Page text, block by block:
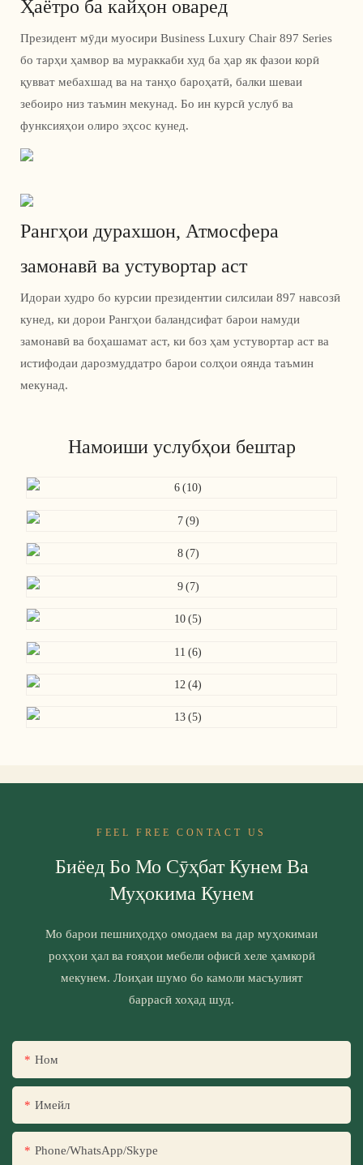
Ҳаётро ба кайҳон оваред
Президент мӯди муосири Business Luxury Chair 897 Series
бо тарҳи ҳамвор ва мураккаби худ ба ҳар як фазои корӣ
қувват мебахшад ва на танҳо бароҳатӣ, балки шеваи
зебоиро низ таъмин мекунад. Бо ин курсӣ услуб ва
функсияҳои олиро эҳсос кунед.
Рангҳои дурахшон, Атмосфера
замонавӣ ва устувортар аст
Идораи худро бо курсии президентии силсилаи 897 навсозӣ
кунед, ки дорои Рангҳои баландсифат барои намуди
замонавӣ ва боҳашамат аст, ки боз ҳам устувортар аст ва
истифодаи дарозмуддатро барои солҳои оянда таъмин
мекунад.
Намоиши услубҳои бештар
FEEL FREE CONTACT US
Биёед Бо Мо Сӯҳбат Кунем Ва
Муҳокима Кунем
Мо барои пешниҳодҳо омодаем ва дар муҳокимаи
роҳҳои ҳал ва ғояҳои мебели офисӣ хеле ҳамкорӣ
мекунем. Лоиҳаи шумо бо камоли масъулият
баррасӣ хоҳад шуд.
Ном
Имейл
Phone/WhatsApp/Skype